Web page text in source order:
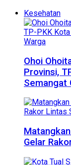
Kesehatan
Ohoi
Provinsi,
Semangat
Gelar